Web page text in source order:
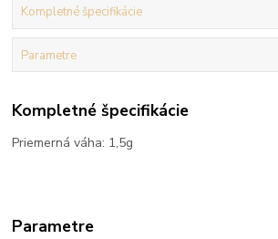
Kompletné špecifikácie
Parametre
Kompletné špecifikácie
Priemerná váha: 1,5g
Parametre